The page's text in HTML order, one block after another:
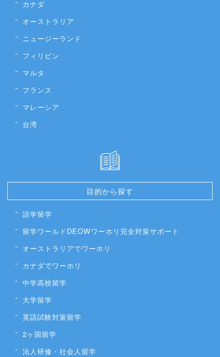
カナダ
オーストラリア
ニュージーランド
フィリピン
マルタ
フランス
マレーシア
台湾
目的から探す
語学留学
留学ワールドDEOWワーホリ完全対策サポート
オーストラリアでワーホリ
カナダでワーホリ
中学高校留学
大学留学
英語試験対策留学
2ヶ国留学
法人研修・社会人留学